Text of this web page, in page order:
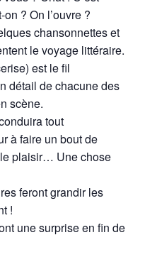
? On l’ouvre ?
chansonnettes et
le voyage littéraire.
est le fil
détail de chacune des
scène.
tout
à faire un bout de
plaisir… Une chose
feront grandir les
!
une surprise en fin de